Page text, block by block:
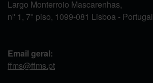
Largo Monterroio Mascarenhas,
nº 1, 7º piso, 1099-081 Lisboa - Portugal
Email geral:
ffms@ffms.pt